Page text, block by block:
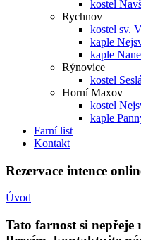
kostel
Rychnov
kostel sv.
kaple
kaple
Rýnovice
kostel
Horní Maxov
kostel
kaple
Farní list
Kontakt
Rezervace intence
Úvod
Tato farnost si nepřeje